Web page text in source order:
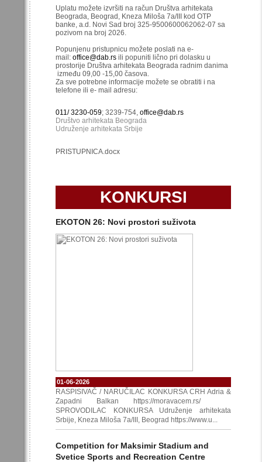
Uplatu možete izvršiti na račun Društva arhitekata
Beograda, Beograd, Kneza Miloša 7a/III kod OTP
banke, a.d. Novi Sad broj 325-9500600062062-07 sa
pozivom na broj 2026.
Popunjenu pristupnicu možete poslati na e-
mail: office@dab.rs ili popuniti lično pri dolasku u
prostorije Društva arhitekata Beograda radnim danima
između 09,00 -15,00 časova.
Za sve potrebne informacije možete se obratiti i na
telefone ili e- mail adresu:
011/ 3230-059; 3239-754, office@dab.rs
Društvo arhitekata Beograda
Udruženje arhitekata Srbije
PRISTUPNICA.docx
KONKURSI
EKOTON 26: Novi prostori suživota
01-06-2026
RASPISIVAČ / NARUČILAC KONKURSA CRH Adria &
Zapadni Balkan https://moravacem.rs/
SPROVODILAC KONKURSA Udruženje arhitekata
Srbije, Kneza Miloša 7a/III, Beograd https://www.u...
Competition for Maksimir Stadium and
Svetice Sports and Recreation Centre